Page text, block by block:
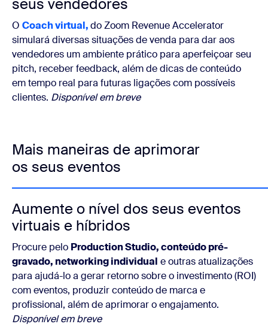
seus vendedores
O Coach virtual,doZoom Revenue Accelerator
simulará diversas situações de venda para dar aos
vendedores um ambiente prático para aperfeiçoar seu
pitch, receber feedback, além de dicas de conteúdo
em tempo real para futuras ligações com possíveis
clientes. Disponível em breve
Mais maneiras de aprimorar
os seus eventos
Aumente o nível dos seus eventos
virtuais e híbridos
Procure pelo Production Studio, conteúdo pré-
gravado, networking individual e outras atualizações
para ajudá-lo a gerar retorno sobre o investimento (ROI)
com eventos, produzir conteúdo de marca e
profissional, além de aprimorar o engajamento.
Disponível em breve